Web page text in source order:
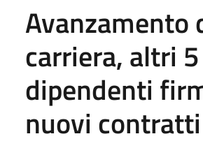
Avanzamento
carriera, altri 5
dipendenti
nuovi contratti